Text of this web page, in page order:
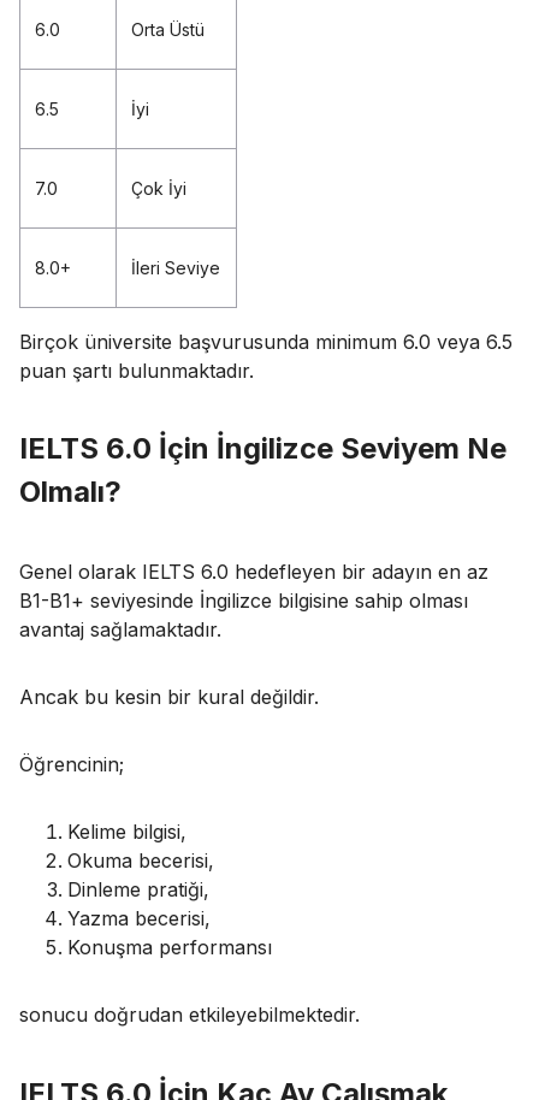
6.0 Orta Üstü
6.5 İyi
7.0 Çok İyi
8.0+ İleri Seviye
Birçok üniversite başvurusunda minimum 6.0 veya 6.5
puan şartı bulunmaktadır.
IELTS 6.0 İçin İngilizce Seviyem Ne
Olmalı?
Genel olarak IELTS 6.0 hedefleyen bir adayın en az
B1-B1+ seviyesinde İngilizce bilgisine sahip olması
avantaj sağlamaktadır.
Ancak bu kesin bir kural değildir.
Öğrencinin;
Kelime bilgisi,
Okuma becerisi,
Dinleme pratiği,
Yazma becerisi,
Konuşma performansı
sonucu doğrudan etkileyebilmektedir.